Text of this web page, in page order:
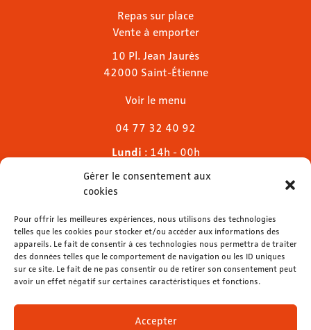
Gérer le consentement aux
cookies
Pour offrir les meilleures expériences, nous utilisons des technologies
telles que les cookies pour stocker et/ou accéder aux informations des
appareils. Le fait de consentir à ces technologies nous permettra de traiter
des données telles que le comportement de navigation ou les ID uniques
sur ce site. Le fait de ne pas consentir ou de retirer son consentement peut
avoir un effet négatif sur certaines caractéristiques et fonctions.
Accepter
Repas sur place
Vente à emporter
10 Pl. Jean Jaurès
42000 Saint-Étienne
Voir le menu
04 77 32 40 92
Lundi : 14h - 00h
Mardi & mercredi
Jeudi
Dimanche: 11h - 00h
04 77 32 32 01